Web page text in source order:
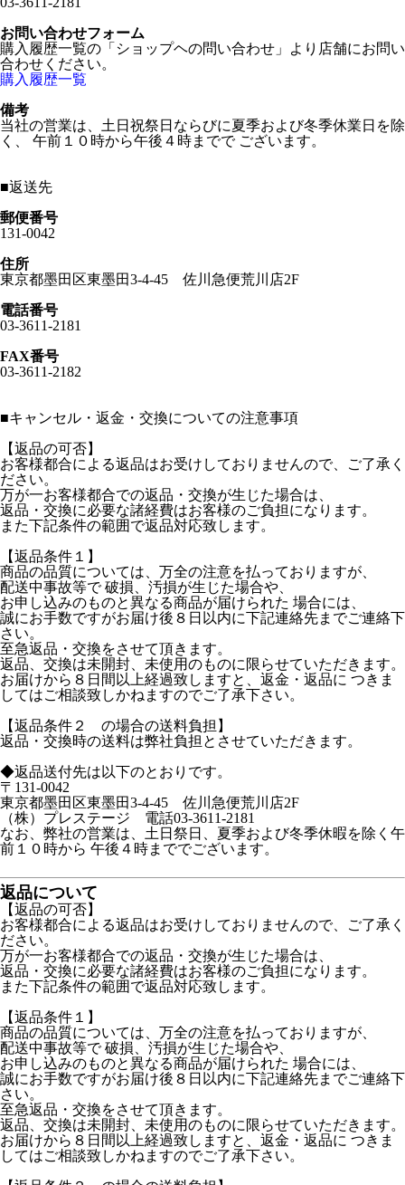
お問い合わせフォーム
購入履歴一覧の「ショップヘの問い合わせ」より店舗にお問い
合わせください。
購入履歴一覧
備考
当社の営業は、土日祝祭日ならびに夏季および冬季休業日を除
く、 午前１０時から午後４時までで ございます。
■返送先
郵便番号
131-0042
住所
東京都墨田区東墨田3-4-45 佐川急便荒川店2F
電話番号
03-3611-2181
FAX番号
03-3611-2182
■キャンセル・返金・交換についての注意事項
【返品の可否】
お客様都合による返品はお受けしておりませんので、ご了承く
ださい。
万が一お客様都合での返品・交換が生じた場合は、
返品・交換に必要な諸経費はお客様のご負担になります。
また下記条件の範囲で返品対応致します。
【返品条件１】
商品の品質については、万全の注意を払っておりますが、
配送中事故等で 破損、汚損が生じた場合や、
お申し込みのものと異なる商品が届けられた 場合には、
誠にお手数ですがお届け後８日以内に下記連絡先までご連絡下
さい。
至急返品・交換をさせて頂きます。
返品、交換は未開封、未使用のものに限らせていただきます。
お届けから８日間以上経過致しますと、返金・返品に つきま
してはご相談致しかねますのでご了承下さい。
【返品条件２ の場合の送料負担】
返品・交換時の送料は弊社負担とさせていただきます。
◆返品送付先は以下のとおりです。
〒131-0042
東京都墨田区東墨田3-4-45 佐川急便荒川店2F
（株）プレステージ 電話03-3611-2181
なお、弊社の営業は、土日祭日、夏季および冬季休暇を除く午
前１０時から 午後４時まででございます。
返品について
【返品の可否】
お客様都合による返品はお受けしておりませんので、ご了承く
ださい。
万が一お客様都合での返品・交換が生じた場合は、
返品・交換に必要な諸経費はお客様のご負担になります。
また下記条件の範囲で返品対応致します。
【返品条件１】
商品の品質については、万全の注意を払っておりますが、
配送中事故等で 破損、汚損が生じた場合や、
お申し込みのものと異なる商品が届けられた 場合には、
誠にお手数ですがお届け後８日以内に下記連絡先までご連絡下
さい。
至急返品・交換をさせて頂きます。
返品、交換は未開封、未使用のものに限らせていただきます。
お届けから８日間以上経過致しますと、返金・返品に つきま
してはご相談致しかねますのでご了承下さい。